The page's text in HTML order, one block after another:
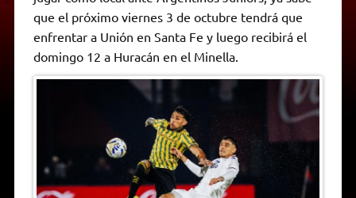
A
p
p
a
m
e
r
o
k
n
g
e
n
k
F
r
i
n
d
que el próximo viernes 3 de octubre tendrá que
enfrentar a Unión en Santa Fe y luego recibirá el
domingo 12 a Huracán en el Minella.